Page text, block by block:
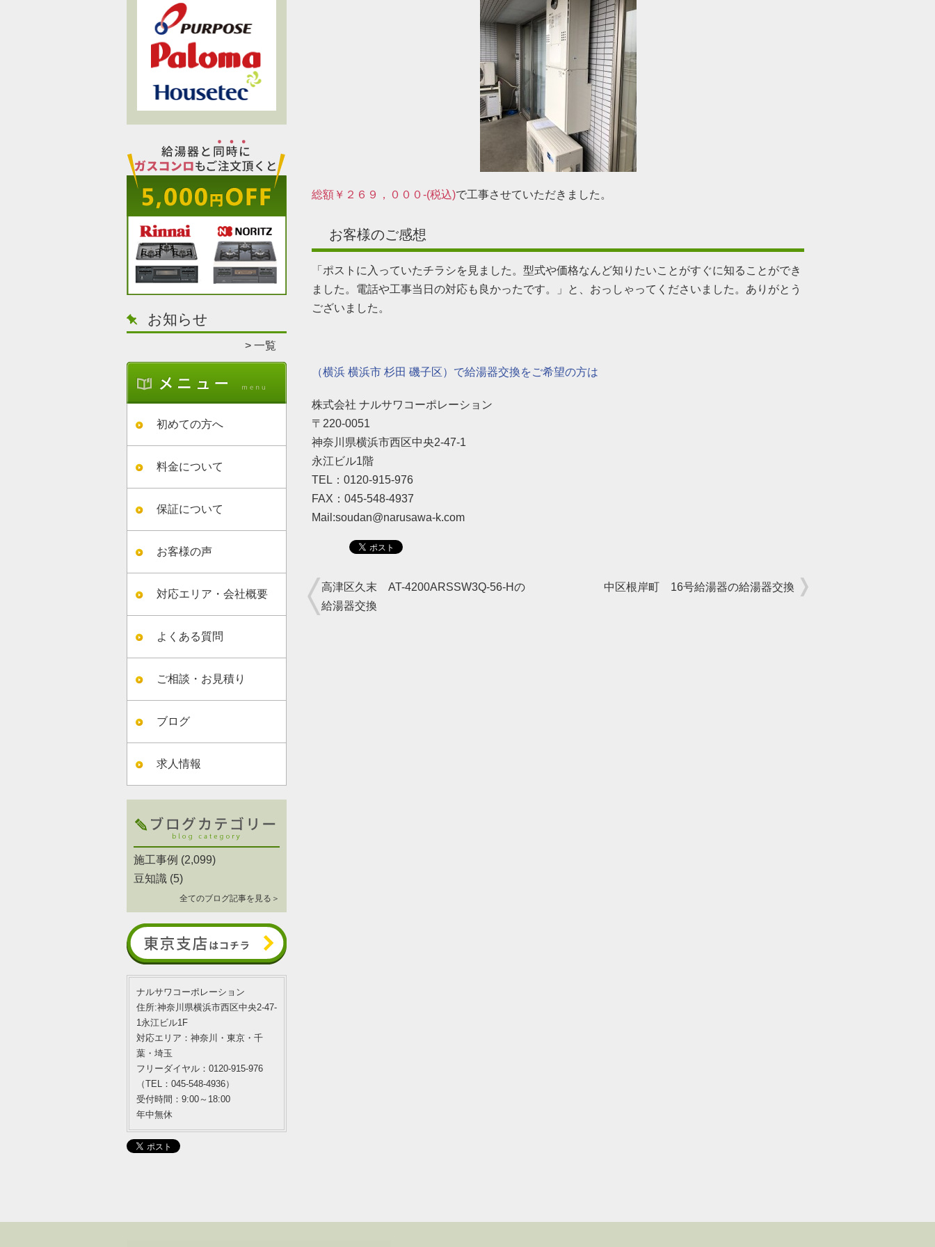
お知らせ
一覧
初めての方へ
料金について
保証について
お客様の声
対応エリア・会社概要
よくある質問
ご相談・お見積り
ブログ
求人情報
施工事例 (2,099)
豆知識 (5)
全てのブログ記事を見る＞
ナルサワコーポレーション
住所:神奈川県横浜市西区中央2-47-
1永江ビル1F
対応エリア：神奈川・東京・千
葉・埼玉
フリーダイヤル：0120-915-976
（TEL：045-548-4936）
受付時間：9:00～18:00
年中無休
総額￥２６９，０００-(税込)で工事させていただきました。
お客様のご感想
「ポストに入っていたチラシを見ました。型式や価格なんど知りたいことがすぐに知ることができ
ました。電話や工事当日の対応も良かったです。」と、おっしゃってくださいました。ありがとう
ございました。
（横浜 横浜市 杉田 磯子区）で給湯器交換をご希望の方は
株式会社 ナルサワコーポレーション
〒220-0051
神奈川県横浜市西区中央2-47-1
永江ビル1階
TEL：0120-915-976
FAX：045-548-4937
Mail:soudan@narusawa-k.com
高津区久末 AT-4200ARSSW3Q-56-Hの
給湯器交換
中区根岸町 16号給湯器の給湯器交換